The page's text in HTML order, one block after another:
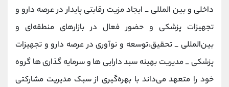
داخلی و بین المللی _ ایجاد مزیت رقابتی پایدار در عرصه دارو و
تجهیزات پزشکی و حضور فعال در بازارهای منطقه‌ای و
بین‌المللی _ تحقیق،توسعه و نوآوری در عرصه دارو و تجهیزات
پزشکی _ مدیریت بهینه سبد دارایی ها و سرمایه گذاری ها گروه
خود را متعهد می‌داند با بهره‌گیری از سبک مدیریت مشارکتی